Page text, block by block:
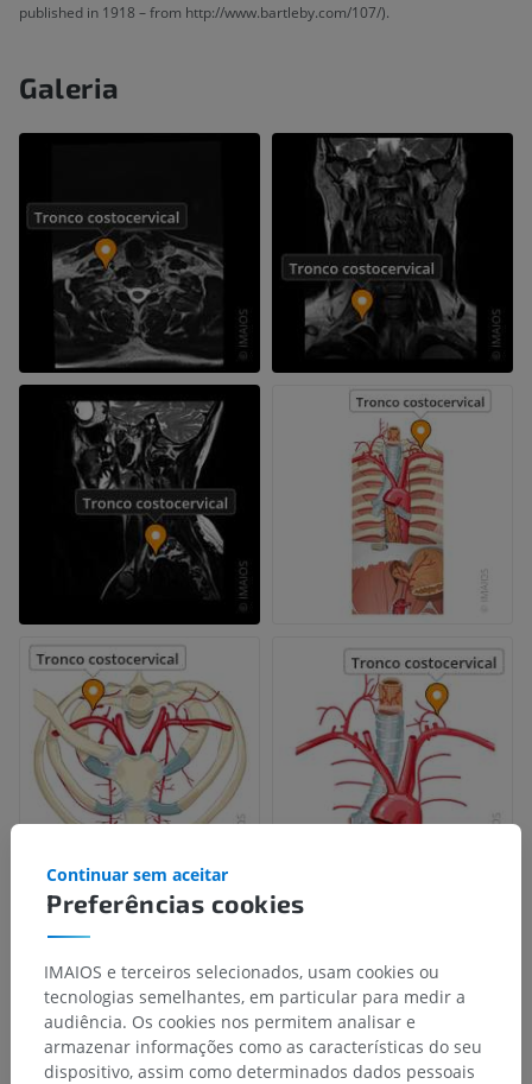
published in 1918 – from http://www.bartleby.com/107/).
Galeria
Preferências cookies
Continuar sem aceitar
IMAIOS e terceiros selecionados, usam cookies ou
tecnologias semelhantes, em particular para medir a
audiência. Os cookies nos permitem analisar e
armazenar informações como as características do seu
dispositivo, assim como determinados dados pessoais